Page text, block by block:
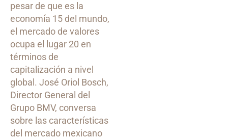
pesar de que es la
economía 15 del mundo,
el mercado de valores
ocupa el lugar 20 en
términos de
capitalización a nivel
global. José Oriol Bosch,
Director General del
Grupo BMV, conversa
sobre las características
del mercado mexicano